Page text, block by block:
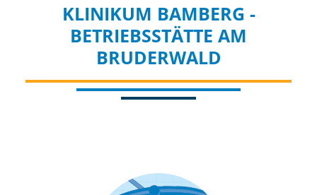
KLINIKUM BAMBERG -
BETRIEBSSTÄTTE AM
BRUDERWALD